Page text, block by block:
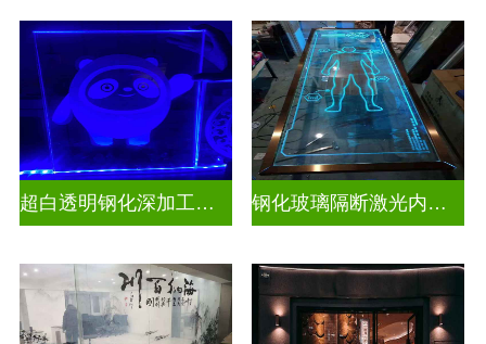
超白透明钢化深加工激光内雕发光艺术玻璃 钢化玻璃隔断激光内雕精雕